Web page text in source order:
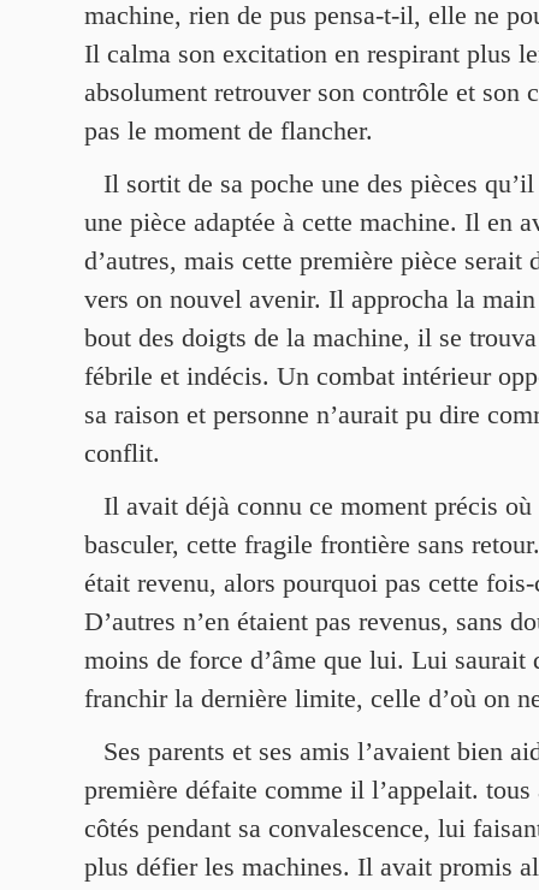
machine, rien de pus pensa-t-il, elle ne
Il calma son excitation en respirant plus
absolument retrouver son contrôle et son
pas le moment de flancher.
Il sortit de sa poche une des pièces
une pièce adaptée à cette machine. Il en
d’autres, mais cette première pièce serait
vers on nouvel avenir. Il approcha la
bout des doigts de la machine, il se
fébrile et indécis. Un combat intérieur
sa raison et personne n’aurait pu dire
conflit.
Il avait déjà connu ce moment précis
basculer, cette fragile frontière sans
était revenu, alors pourquoi pas cette
D’autres n’en étaient pas revenus, sans
moins de force d’âme que lui. Lui saurait
franchir la dernière limite, celle d’où on
Ses parents et ses amis l’avaient bien
première défaite comme il l’appelait. tous
côtés pendant sa convalescence, lui
plus défier les machines. Il avait promis